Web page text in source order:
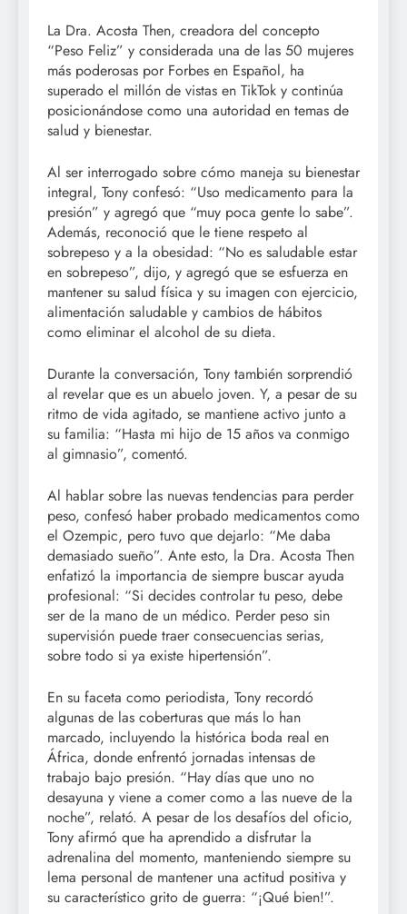
La Dra. Acosta Then, creadora del concepto
“Peso Feliz” y considerada una de las 50 mujeres
más poderosas por Forbes en Español, ha
superado el millón de vistas en TikTok y continúa
posicionándose como una autoridad en temas de
salud y bienestar.
Al ser interrogado sobre cómo maneja su bienestar
integral, Tony confesó: “Uso medicamento para la
presión” y agregó que “muy poca gente lo sabe”.
Además, reconoció que le tiene respeto al
sobrepeso y a la obesidad: “No es saludable estar
en sobrepeso”, dijo, y agregó que se esfuerza en
mantener su salud física y su imagen con ejercicio,
alimentación saludable y cambios de hábitos
como eliminar el alcohol de su dieta.
Durante la conversación, Tony también sorprendió
al revelar que es un abuelo joven. Y, a pesar de su
ritmo de vida agitado, se mantiene activo junto a
su familia: “Hasta mi hijo de 15 años va conmigo
al gimnasio”, comentó.
Al hablar sobre las nuevas tendencias para perder
peso, confesó haber probado medicamentos como
el Ozempic, pero tuvo que dejarlo: “Me daba
demasiado sueño”. Ante esto, la Dra. Acosta Then
enfatizó la importancia de siempre buscar ayuda
profesional: “Si decides controlar tu peso, debe
ser de la mano de un médico. Perder peso sin
supervisión puede traer consecuencias serias,
sobre todo si ya existe hipertensión”.
En su faceta como periodista, Tony recordó
algunas de las coberturas que más lo han
marcado, incluyendo la histórica boda real en
África, donde enfrentó jornadas intensas de
trabajo bajo presión. “Hay días que uno no
desayuna y viene a comer como a las nueve de la
noche”, relató. A pesar de los desafíos del oficio,
Tony afirmó que ha aprendido a disfrutar la
adrenalina del momento, manteniendo siempre su
lema personal de mantener una actitud positiva y
su característico grito de guerra: “¡Qué bien!”.